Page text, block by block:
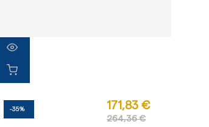
-35% 171,83 €
264,36 €